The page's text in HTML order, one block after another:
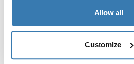
Allow all
Customize
para una carga rápida sin contacto
con el cuadro
Comparar producto
rápido
Thule FastRide Portabicicletas de techo
Thule